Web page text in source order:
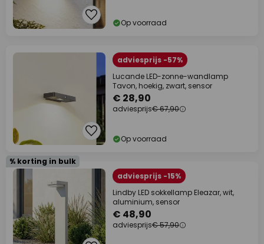
Op voorraad
adviesprijs -57%
Lucande LED-zonne-wandlamp
Tavon, hoekig, zwart, sensor
€ 28,90
adviesprijs€ 67,90
Op voorraad
% korting in bulk
adviesprijs -15%
Lindby LED sokkellamp Eleazar, wit,
aluminium, sensor
€ 48,90
adviesprijs€ 57,90